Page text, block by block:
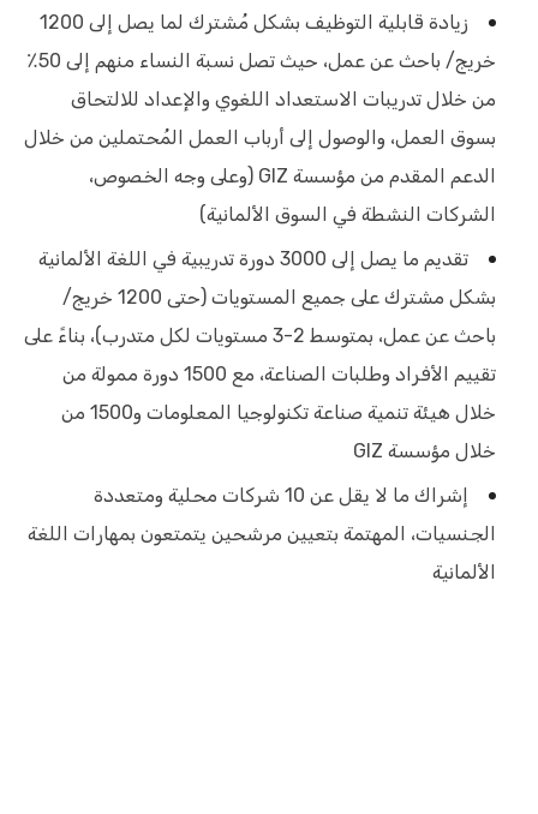
زيادة قابلية التوظيف بشكل مُشترك لما يصل إلى 1200
خريج/ باحث عن عمل، حيث تصل نسبة النساء منهم إلى 50٪
من خلال تدريبات الاستعداد اللغوي والإعداد للالتحاق
بسوق العمل، والوصول إلى أرباب العمل المُحتملين من خلال
الدعم المقدم من مؤسسة GIZ (وعلى وجه الخصوص،
الشركات النشطة في السوق الألمانية)
تقديم ما يصل إلى 3000 دورة تدريبية في اللغة الألمانية
بشكل مشترك على جميع المستويات (حتى 1200 خريج/
باحث عن عمل، بمتوسط 2-3 مستويات لكل متدرب)، بناءً على
تقييم الأفراد وطلبات الصناعة، مع 1500 دورة ممولة من
خلال هيئة تنمية صناعة تكنولوجيا المعلومات و1500 من
خلال مؤسسة GIZ
إشراك ما لا يقل عن 10 شركات محلية ومتعددة
الجنسيات، المهتمة بتعيين مرشحين يتمتعون بمهارات اللغة
الألمانية